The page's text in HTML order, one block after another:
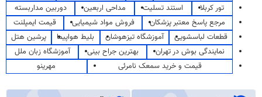
تور کربلا
استند تسلیت مداحی اربعین
دوربین مداربسته
مرجع پاسخ معتبر پزشکان
فروش مواد شیمیایی
قیمت ایمپلنت
قطعات لباسشویی
آموزشگاه تیزهوشان بلیط هواپیما
پرشین هتل
نمایندگی بوش در تهران
بهترین جراح بینی
آموزشگاه زبان ملل
قیمت و خرید سمعک نامرئی
مهرینو